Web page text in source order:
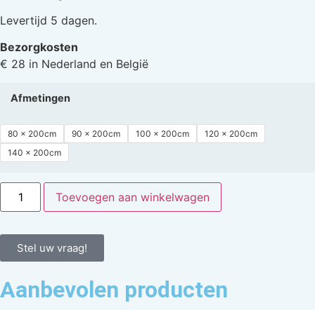
Levertijd 5 dagen.
Bezorgkosten
€ 28 in Nederland en België
Afmetingen
80 x 200cm 90 x 200cm 100 x 200cm
120 x 200cm
140 x 200cm
Toevoegen aan winkelwagen
Stel uw vraag!
Aanbevolen producten